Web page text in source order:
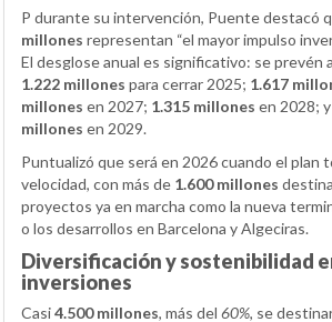
P durante su intervención, Puente destacó
millones representan “el mayor impulso
El desglose anual es significativo: se prevén
1.222 millones para cerrar 2025; 1.617
millones en 2027; 1.315 millones en 2028;
millones en 2029.
Puntualizó que será en 2026 cuando el plan
velocidad, con más de 1.600 millones
proyectos ya en marcha como la nueva
o los desarrollos en Barcelona y Algeciras.
Diversificación y sostenibilidad
inversiones
Casi4.500 millones, más del 60%, se